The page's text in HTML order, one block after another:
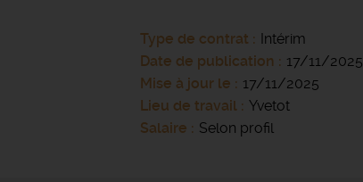
Type de contrat
Intérim
Date de publication
17/11/2025
Mise à jour le
17/11/2025
Lieu de travail
Yvetot
Salaire
Selon profil